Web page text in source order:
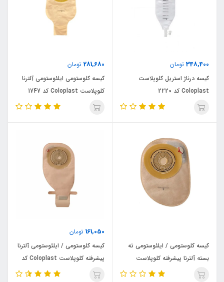
348,400 تومان
کیسه درناژ استریل کلوپلاست
Coloplast کد 2220
281,680 تومان
کیسه کلوستومی ایلئوستومی آلترنا
کلوپلاست Coloplast کد 1747
کیسه کلوستومی / ایلئوستومی ته
بسته آلترنا پیشرفته کلوپلاست
Coloplast کد 13533
161,050 تومان
کیسه کلوستومی / ایلئوستومی آلترنا
پیشرفته کلوپلاست Coloplast کد
17500